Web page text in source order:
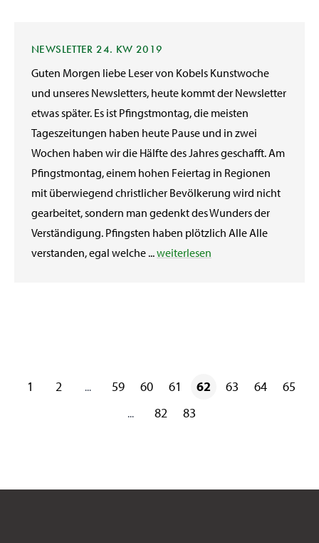
NEWSLETTER 24. KW 2019
Guten Morgen liebe Leser von Kobels Kunstwoche
und unseres Newsletters, heute kommt der Newsletter
etwas später. Es ist Pfingstmontag, die meisten
Tageszeitungen haben heute Pause und in zwei
Wochen haben wir die Hälfte des Jahres geschafft. Am
Pfingstmontag, einem hohen Feiertag in Regionen
mit überwiegend christlicher Bevölkerung wird nicht
gearbeitet, sondern man gedenkt des Wunders der
Verständigung. Pfingsten haben plötzlich Alle Alle
verstanden, egal welche ...weiterlesen
1 2 ... 59 60 61 62 63 64 65
... 82 83